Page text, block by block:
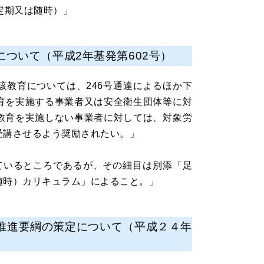
又は随時）」
いて（平成2年基発第602号）
教育については、246号通達によるほか下
実施する事業者又は安全衛生団体等に対
を実施しない事業者に対しては、対象労
させるよう奨励されたい。」
るところであるが、その細目は別添「足
）カリキュラム」によること。」
進要綱の策定について（平成２４年